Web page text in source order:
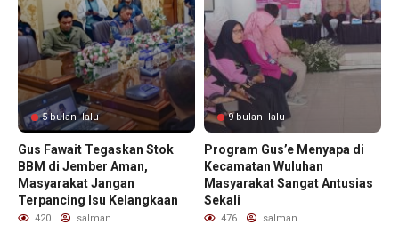
5 bulan lalu
Gus Fawait Tegaskan Stok
BBM di Jember Aman,
Masyarakat Jangan
Terpancing Isu Kelangkaan
420 salman
9 bulan lalu
Program Gus’e Menyapa di
Kecamatan Wuluhan
Masyarakat Sangat Antusias
Sekali
476 salman